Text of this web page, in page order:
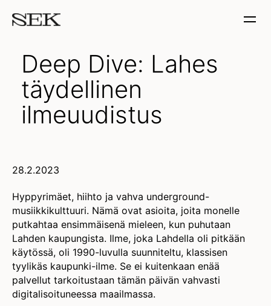
Deep Dive: Lahes
täydellinen
ilmeuudistus
28.2.2023
Hyppyrimäet, hiihto ja vahva underground-
musiikkikulttuuri. Nämä ovat asioita, joita monelle
putkahtaa ensimmäisenä mieleen, kun puhutaan
Lahden kaupungista. Ilme, joka Lahdella oli pitkään
käytössä, oli 1990-luvulla suunniteltu, klassisen
tyylikäs kaupunki-ilme. Se ei kuitenkaan enää
palvellut tarkoitustaan tämän päivän vahvasti
digitalisoituneessa maailmassa.